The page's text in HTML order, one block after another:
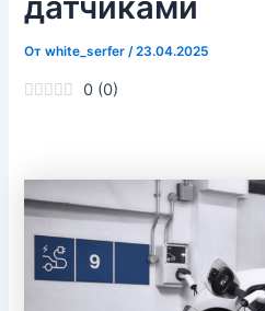
Отwhite_serfer/23.04.2025
0 (0)